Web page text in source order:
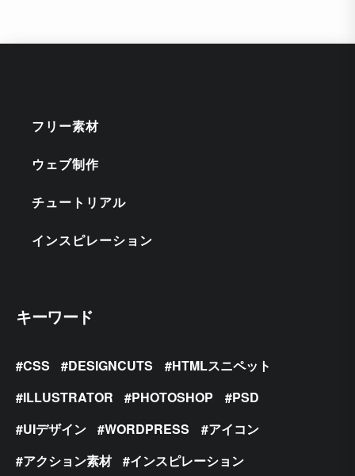
フリー素材
ウェブ制作
チュートリアル
インスピレーション
キーワード
CSS DESIGNCUTS
HTMLスニペット
ILLUSTRATOR
PHOTOSHOP
PSD
UIデザイン
WORDPRESS
アイコン
アクション素材
インスピレーション